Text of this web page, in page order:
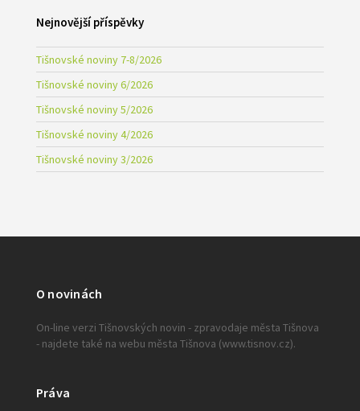
Nejnovější příspěvky
Tišnovské noviny 7-8/2026
Tišnovské noviny 6/2026
Tišnovské noviny 5/2026
Tišnovské noviny 4/2026
Tišnovské noviny 3/2026
O novinách
On-line verzi Tišnovských novin - zpravodaje města Tišnova
- najdete také na webu města Tišnova (www.tisnov.cz).
Práva